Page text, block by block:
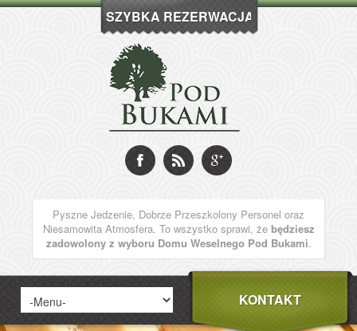
SZYBKA REZERWACJA
Pyszne Jedzenie, Dobrze Przeszkolony Personel oraz
Niesamowita Atmosfera. To wszystko sprawi, że będziesz
zadowolony z wyboru Domu Weselnego Pod Bukami.
KONTAKT